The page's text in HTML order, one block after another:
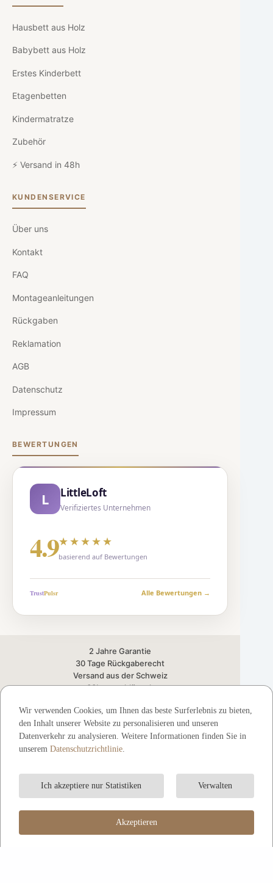
Hausbett aus Holz
Babybett aus Holz
Erstes Kinderbett
Etagenbetten
Kindermatratze
Zubehör
⚡ Versand in 48h
KUNDENSERVICE
Über uns
Kontakt
FAQ
Montageanleitungen
Rückgaben
Reklamation
AGB
Datenschutz
Impressum
BEWERTUNGEN
L LittleLoft
Verifiziertes Unternehmen
4.9★★★★★
basierend auf Bewertungen
TrustPulsr Alle Bewertungen →
2 Jahre Garantie
30 Tage Rückgaberecht
Versand aus der Schweiz
SSL-verschlüsselt
🛠️ Montageservice CH
SICHERE ZAHLUNGSMETHODEN
Apple Pay
Google Pay
UID CHE-228.605.978
© 2026 LittleLoft.ch — Alle Rechte vorbehalten.
Wir verwenden Cookies, um Ihnen das beste Surferlebnis zu bieten,
den Inhalt unserer Website zu personalisieren und unseren
Datenverkehr zu analysieren. Weitere Informationen finden Sie in
unserem Datenschutzrichtlinie.
Akzeptieren
Ich akzeptiere nur Statistiken Verwalten